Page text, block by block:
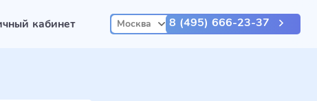
кабинет Москва 8 (495) 666-23-37